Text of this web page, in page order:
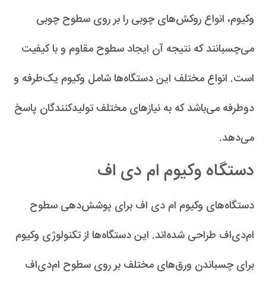
وکیوم، انواع روکش‌های چوبی را بر روی سطوح چوبی
می‌چسبانند که نتیجه آن ایجاد سطوح مقاوم و با کیفیت
است. انواع مختلف این دستگاه‌ها شامل وکیوم یک‌طرفه و
دوطرفه می‌باشد که به نیازهای مختلف تولیدکنندگان پاسخ
می‌دهد.
دستگاه وکیوم ام دی اف
دستگاه‌های وکیوم ام دی اف برای پوشش‌دهی سطوح
ام‌دی‌اف طراحی شده‌اند. این دستگاه‌ها از تکنولوژی وکیوم
برای چسباندن ورق‌های مختلف بر روی سطوح ام‌دی‌اف